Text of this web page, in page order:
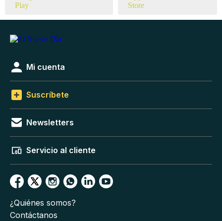
Mi cuenta
Suscríbete
Newsletters
Servicio al cliente
¿Quiénes somos?
Contáctanos